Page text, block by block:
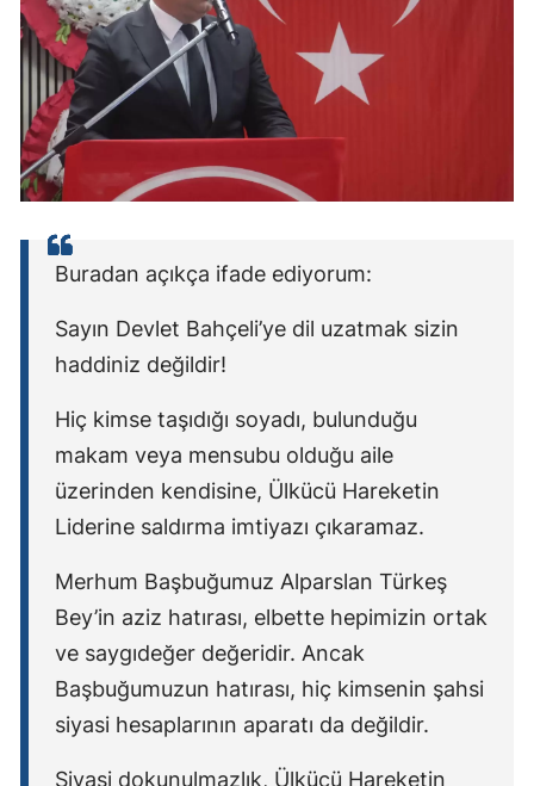
Buradan açıkça ifade ediyorum:
Sayın Devlet Bahçeli’ye dil uzatmak sizin
haddiniz değildir!
Hiç kimse taşıdığı soyadı, bulunduğu
makam veya mensubu olduğu aile
üzerinden kendisine, Ülkücü Hareketin
Liderine saldırma imtiyazı çıkaramaz.
Merhum Başbuğumuz Alparslan Türkeş
Bey’in aziz hatırası, elbette hepimizin ortak
ve saygıdeğer değeridir. Ancak
Başbuğumuzun hatırası, hiç kimsenin şahsi
siyasi hesaplarının aparatı da değildir.
Siyasi dokunulmazlık, Ülkücü Hareketin